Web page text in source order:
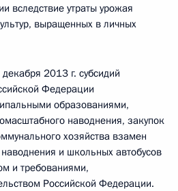
вследствие утраты урожая
выращенных в личных
2013 г. субсидий
Федерации
образованиями,
наводнения, закупок
хозяйства взамен
наводнения и школьных автобусов
и требованиями,
Российской Федерации.